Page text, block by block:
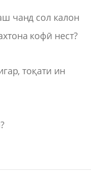
чанд сол калон
кофӣ нест?
тоқати ин